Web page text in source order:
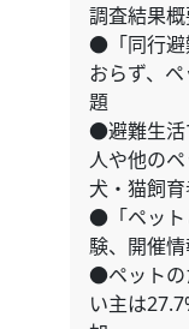
調査結果概
●「同行避
おらず、
題
●避難生活
人や他のペ
犬・猫飼
●「ペット
験、開催
●ペットの
い主は